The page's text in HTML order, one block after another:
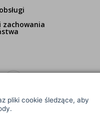
pliki cookie śledzące, aby
zachowania